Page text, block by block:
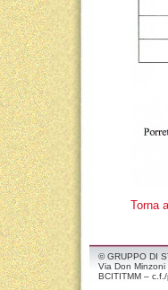
Torna
© GRUPPO DI
Via Don
BCITITMM –